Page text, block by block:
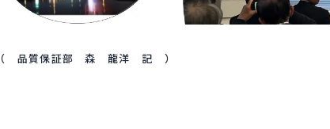
（ 品質保証部 森 龍洋 記 ）